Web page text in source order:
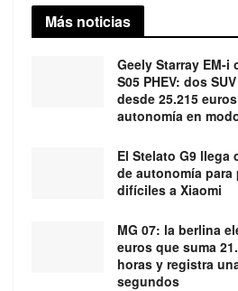
Más noticias
Geely Starray EM-i
S05 PHEV: dos
desde 25.215
autonomía en
El Stelato G9 llega
de autonomía
difíciles a Xiaomi
MG 07: la berlina
euros que suma
horas y registra
segundos